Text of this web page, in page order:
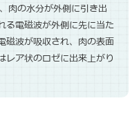
肉の水分が外側に引き出
る電磁波が外側に先に当た
磁波が吸収され、肉の表面
レア状のロゼに出来上がり